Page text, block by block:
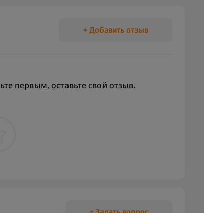
+ Добавить отзыв
первым, оставьте свой отзыв.